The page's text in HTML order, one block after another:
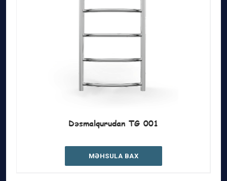
Dəsmalqurudan TG 001
MƏHSULA BAX